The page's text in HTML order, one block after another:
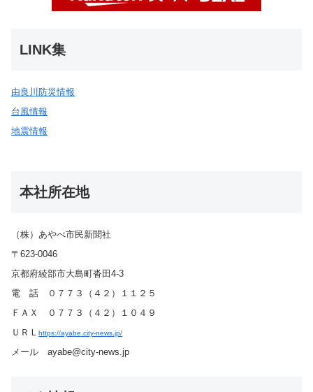
LINK集
由良川防災情報
台風情報
地震情報
本社所在地
（株）あやべ市民新聞社
〒623-0046
京都府綾部市大島町沓田4-3
電 話 ０７７３（４２）１１２５
ＦＡＸ ０７７３（４２）１０４９
ＵＲＬ
https://ayabe.city-news.jp/
メール ayabe@city-news.jp